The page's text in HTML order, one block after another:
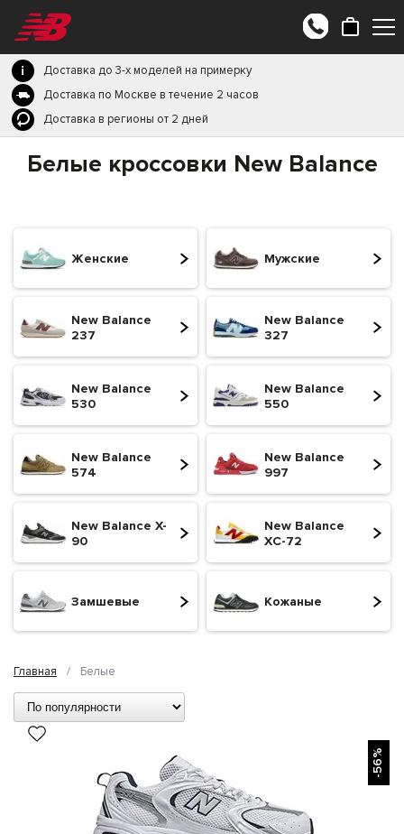
Доставка до 3-х моделей на примерку
Доставка по Москве в течение 2 часов
Доставка в регионы от 2 дней
Белые кроссовки New Balance
Женские Мужские
New Balance
237
New Balance
327
New Balance
530
New Balance
550
New Balance
574
New Balance
997
New Balance X-
90
New Balance
XC-72
Замшевые Кожаные
Главная / Белые
-56%